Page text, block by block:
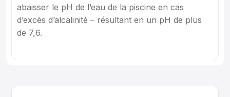
abaisser le pH de l’eau de la piscine en cas
d’excès d’alcalinité – résultant en un pH de plus
de 7,6.